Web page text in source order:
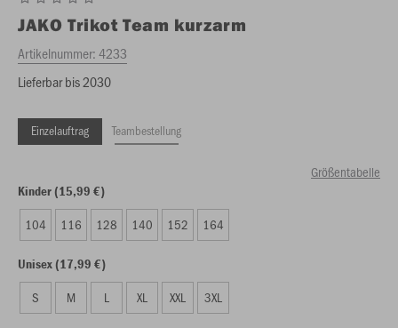
JAKO Trikot Team kurzarm
Artikelnummer:4233
Lieferbar bis 2030
Einzelauftrag Teambestellung
Größentabelle
Kinder (15,99 €)
104 116 128 140 152 164
Unisex (17,99 €)
S M L XL XXL 3XL